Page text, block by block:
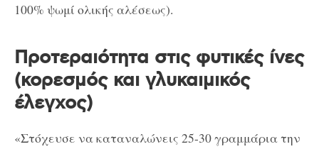
100% ψωμί ολικής αλέσεως).
Προτεραιότητα στις φυτικές ίνες
(κορεσμός και γλυκαιμικός
έλεγχος)
«Στόχευσε να καταναλώνεις 25-30 γραμμάρια την